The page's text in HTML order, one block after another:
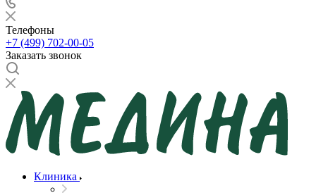
Телефоны
+7 (499) 702-00-05
Заказать звонок
Клиника